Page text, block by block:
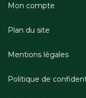
Mon compte
Plan du site
Mentions légales
Politique de